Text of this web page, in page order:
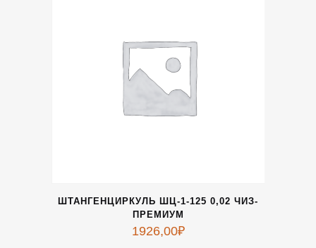
ШТАНГЕНЦИРКУЛЬ ШЦ-1-125 0,02 ЧИЗ-
ПРЕМИУМ
1926,00₽